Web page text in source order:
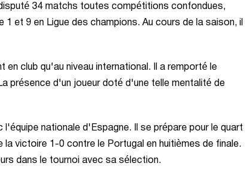
34 matchs toutes compétitions confondues,
et 9 en Ligue des champions. Au cours de la saison, il
club qu'au niveau international. Il a remporté le
présence d'un joueur doté d'une telle mentalité de
nationale d'Espagne. Il se prépare pour le quart
la victoire 1-0 contre le Portugal en huitièmes de finale.
dans le tournoi avec sa sélection.